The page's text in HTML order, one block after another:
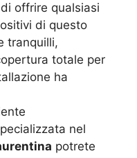
offrire qualsiasi
di questo
tranquilli,
totale per
ha
nel
potrete